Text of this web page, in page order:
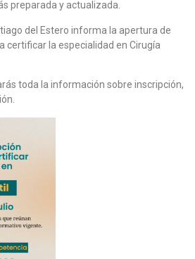
preparada y actualizada.
del Estero informa la apertura de
certificar la especialidad en Cirugía
toda la información sobre inscripción,